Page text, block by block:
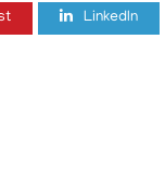
LinkedIn